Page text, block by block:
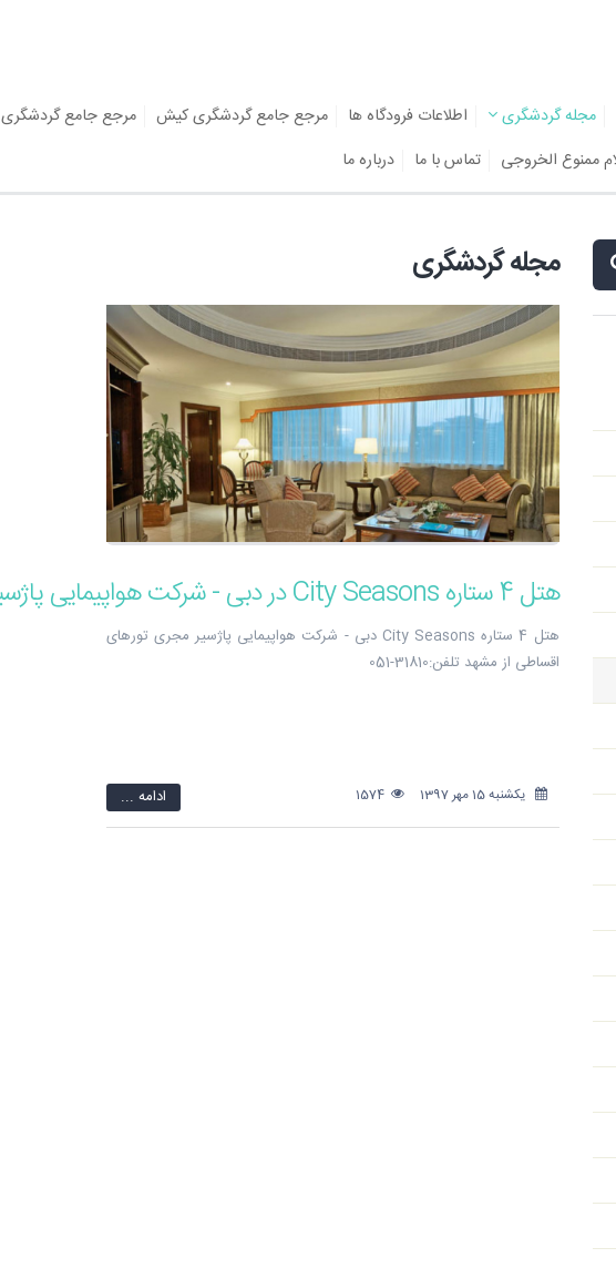
مجله گردشگری اطلاعات فرودگاه ها مرجع جامع گردشگری کیش مرجع جامع گردشگری
ممنوع الخروجی تماس با ما درباره ما
مجله گردشگری
هتل 4 ستاره City Seasons در دبی - شرکت هواپیمایی پاژسیر مجری تورهای اقساطی از مشهد
هتل 4 ستاره City Seasons دبی - شرکت هواپیمایی پاژسیر مجری تورهای
اقساطی از مشهد تلفن:31810-051
یکشنبه 15 مهر 1397 1574 ادامه ...